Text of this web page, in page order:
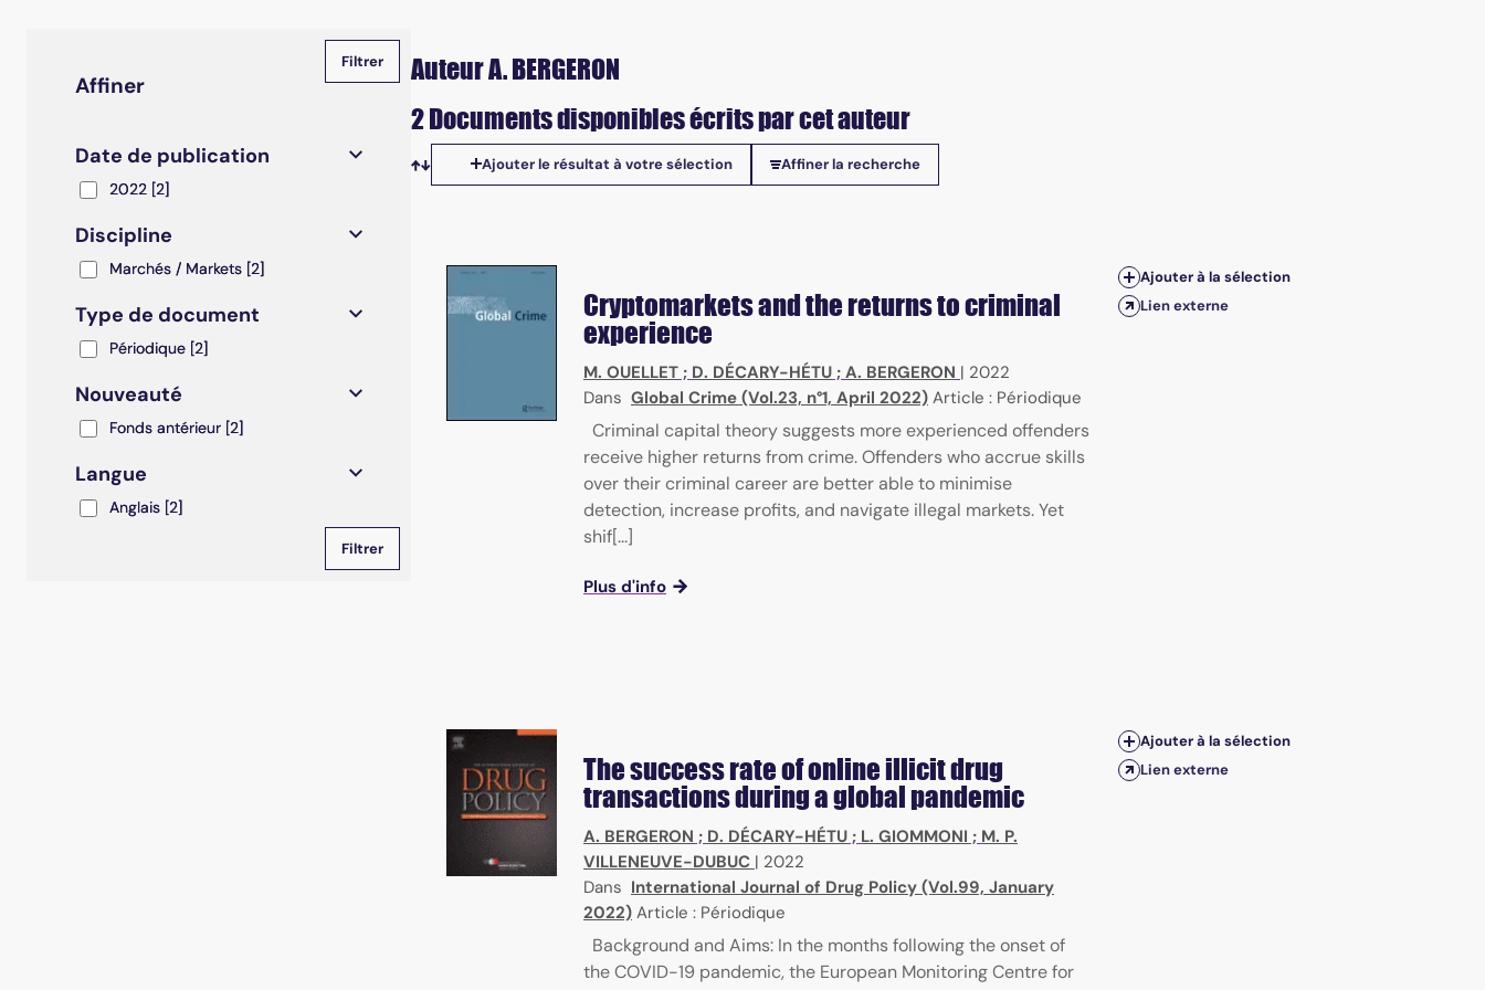
Affiner
Date de publication
20222022 [2]
Discipline
Marchés / Markets
Marchés / Markets [2]
Type de document
Périodique
Périodique [2]
Nouveauté
Fonds antérieur
Fonds antérieur [2]
Langue
AnglaisAnglais [2]
Auteur A. BERGERON
2 Documents disponibles écrits par cet auteur
Tris disponibles
Ajouter le résultat à votre sélection Affiner la recherche
Cryptomarkets and the returns to criminal
experience
M. OUELLET ; D. DÉCARY-HÉTU ; A. BERGERON | 2022
Dans Global Crime (Vol.23, n°1, April 2022) Article : Périodique
Criminal capital theory suggests more experienced offenders
receive higher returns from crime. Offenders who accrue skills
over their criminal career are better able to minimise
detection, increase profits, and navigate illegal markets. Yet
shif[...]
Plus d'info
Ajouter à la sélection
Lien externe
The success rate of online illicit drug
transactions during a global pandemic
A. BERGERON ; D. DÉCARY-HÉTU ; L. GIOMMONI ; M. P.
VILLENEUVE-DUBUC | 2022
Dans International Journal of Drug Policy (Vol.99, January
2022) Article : Périodique
Background and Aims: In the months following the onset of
the COVID-19 pandemic, the European Monitoring Centre for
Ajouter à la sélection
Lien externe